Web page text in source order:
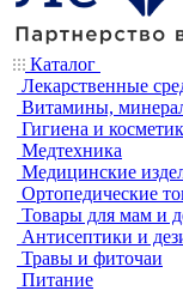
Каталог
Лекарственные
Витамины,
Гигиена и
Медтехника
Медицинские
Ортопедические
Товары для мам и
Антисептики и
Травы и фиточаи
Питание